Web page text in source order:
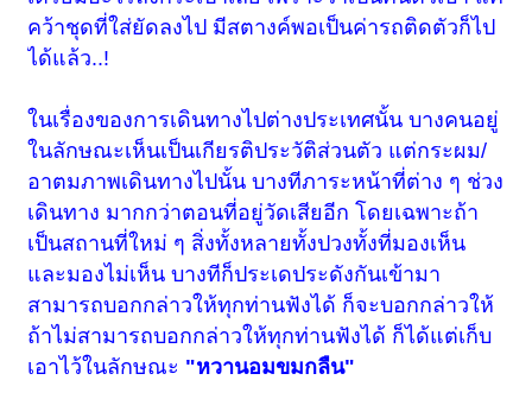
คว้าชุดที่ใส่ยัดลงไป มีสตางค์พอเป็นค่ารถติดตัวก็ไป
ได้แล้ว..!
ในเรื่องของการเดินทางไปต่างประเทศนั้น บางคนอยู่
ในลักษณะเห็นเป็นเกียรติประวัติส่วนตัว แต่กระผม/
อาตมภาพเดินทางไปนั้น บางทีภาระหน้าที่ต่าง ๆ ช่วง
เดินทาง มากกว่าตอนที่อยู่วัดเสียอีก โดยเฉพาะถ้า
เป็นสถานที่ใหม่ ๆ สิ่งทั้งหลายทั้งปวงทั้งที่มองเห็น
และมองไม่เห็น บางทีก็ประเดประดังกันเข้ามา
สามารถบอกกล่าวให้ทุกท่านฟังได้ ก็จะบอกกล่าวให้
ถ้าไม่สามารถบอกกล่าวให้ทุกท่านฟังได้ ก็ได้แต่เก็บ
เอาไว้ในลักษณะ "หวานอมขมกลืน"